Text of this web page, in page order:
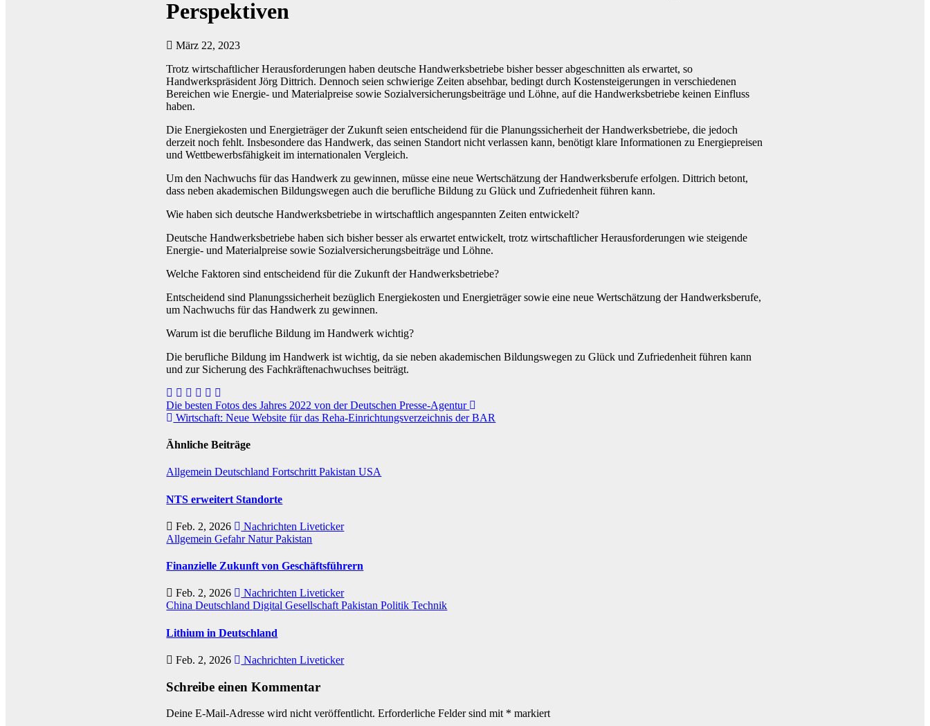
Perspektiven
März 22, 2023
Trotz wirtschaftlicher Herausforderungen haben deutsche Handwerksbetriebe bisher besser abgeschnitten als erwartet, so
Handwerkspräsident Jörg Dittrich. Dennoch seien schwierige Zeiten absehbar, bedingt durch Kostensteigerungen in verschiedenen
Bereichen wie Energie- und Materialpreise sowie Sozialversicherungsbeiträge und Löhne, auf die Handwerksbetriebe keinen Einfluss
haben.
Die Energiekosten und Energieträger der Zukunft seien entscheidend für die Planungssicherheit der Handwerksbetriebe, die jedoch
derzeit noch fehlt. Insbesondere das Handwerk, das seinen Standort nicht verlassen kann, benötigt klare Informationen zu Energiepreisen
und Wettbewerbsfähigkeit im internationalen Vergleich.
Um den Nachwuchs für das Handwerk zu gewinnen, müsse eine neue Wertschätzung der Handwerksberufe erfolgen. Dittrich betont,
dass neben akademischen Bildungswegen auch die berufliche Bildung zu Glück und Zufriedenheit führen kann.
Wie haben sich deutsche Handwerksbetriebe in wirtschaftlich angespannten Zeiten entwickelt?
Deutsche Handwerksbetriebe haben sich bisher besser als erwartet entwickelt, trotz wirtschaftlicher Herausforderungen wie steigende
Energie- und Materialpreise sowie Sozialversicherungsbeiträge und Löhne.
Welche Faktoren sind entscheidend für die Zukunft der Handwerksbetriebe?
Entscheidend sind Planungssicherheit bezüglich Energiekosten und Energieträger sowie eine neue Wertschätzung der Handwerksberufe,
um Nachwuchs für das Handwerk zu gewinnen.
Warum ist die berufliche Bildung im Handwerk wichtig?
Die berufliche Bildung im Handwerk ist wichtig, da sie neben akademischen Bildungswegen zu Glück und Zufriedenheit führen kann
und zur Sicherung des Fachkräftenachwuchses beiträgt.
Beitragsnavigation
Die besten Fotos des Jahres 2022 von der Deutschen Presse-Agentur
Wirtschaft: Neue Website für das Reha-Einrichtungsverzeichnis der BAR
Ähnliche Beiträge
AllgemeinDeutschlandFortschrittPakistanUSA
NTS erweitert Standorte
Feb. 2, 2026
Nachrichten Liveticker
AllgemeinGefahrNaturPakistan
Finanzielle Zukunft von Geschäftsführern
Feb. 2, 2026
Nachrichten Liveticker
ChinaDeutschlandDigitalGesellschaftPakistanPolitikTechnik
Lithium in Deutschland
Feb. 2, 2026 Nachrichten Liveticker
Schreibe einen Kommentar
Deine E-Mail-Adresse wird nicht veröffentlicht. Erforderliche Felder sind mit * markiert